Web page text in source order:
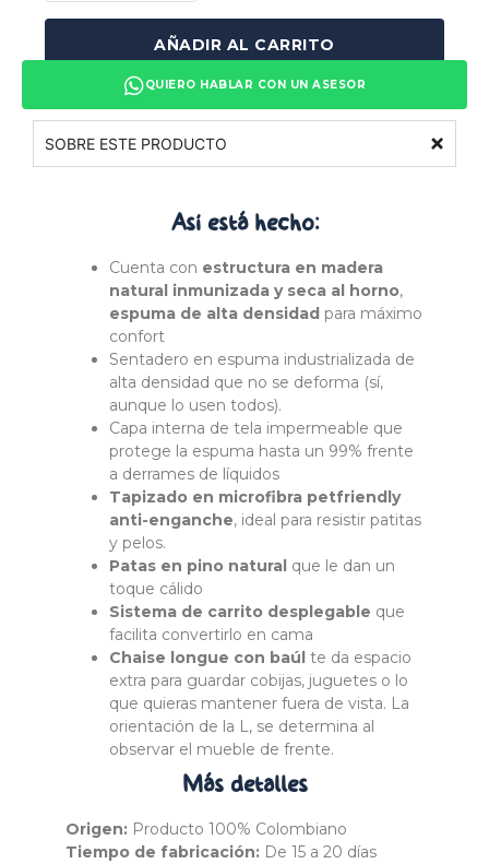
AÑADIR AL CARRITO
QUIERO HABLAR CON UN ASESOR
SOBRE ESTE PRODUCTO
Así está hecho:
Cuenta con estructura en madera
natural inmunizada y seca al horno,
espuma de alta densidad para máximo
confort
Sentadero en espuma industrializada de
alta densidad que no se deforma (sí,
aunque lo usen todos).
Capa interna de tela impermeable que
protege la espuma hasta un 99% frente
a derrames de líquidos
Tapizado en microfibra petfriendly
anti-enganche, ideal para resistir patitas
y pelos.
Patas en pino natural que le dan un
toque cálido
Sistema de carrito desplegable que
facilita convertirlo en cama
Chaise longue con baúl te da espacio
extra para guardar cobijas, juguetes o lo
que quieras mantener fuera de vista. La
orientación de la L, se determina al
observar el mueble de frente.
Más detalles
Origen: Producto 100% Colombiano
Tiempo de fabricación: De 15 a 20 días